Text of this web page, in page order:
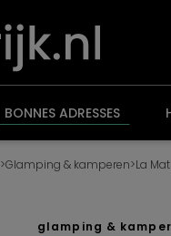
BONNES ADRESSES
>Glamping & kamperen>
glamping &